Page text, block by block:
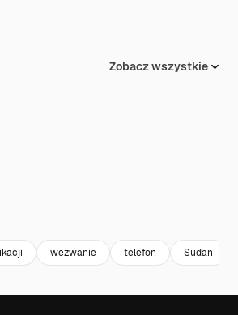
Zobacz wszystkie
wezwanie telefon Sudan